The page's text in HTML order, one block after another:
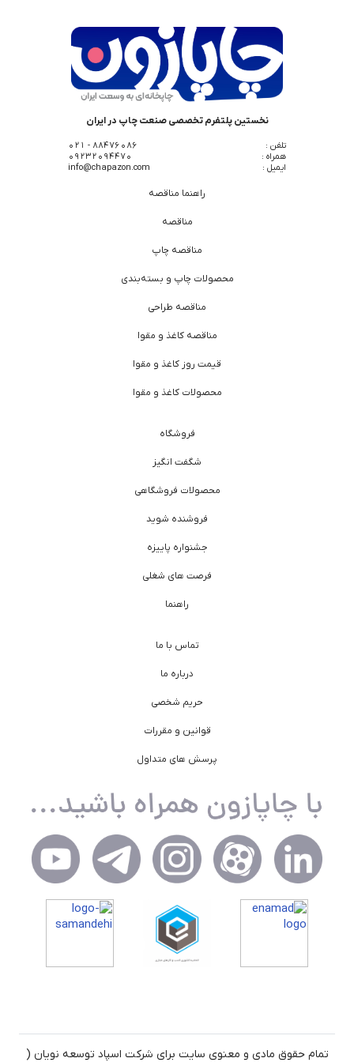
نخستین پلتفرم تخصصی صنعت چاپ در ایران
تلفن :
88476086 - 021
همراه :
09232094470
ایمیل :
info@chapazon.com
راهنما مناقصه
مناقصه
مناقصه چاپ
محصولات چاپ و بسته‌بندی
مناقصه طراحی
مناقصه کاغذ و مقوا
قیمت روز کاغذ و مقوا
محصولات کاغذ و مقوا
فروشگاه
شگفت انگیز
محصولات فروشگاهی
فروشنده شوید
جشنواره پاییزه
فرصت های شغلی
راهنما
تماس با ما
درباره ما
حریم شخصی
قوانین و مقررات
پرسش های متداول
تمام حقوق مادی و معنوی سایت برای شرکت اسپاد توسعه نویان (